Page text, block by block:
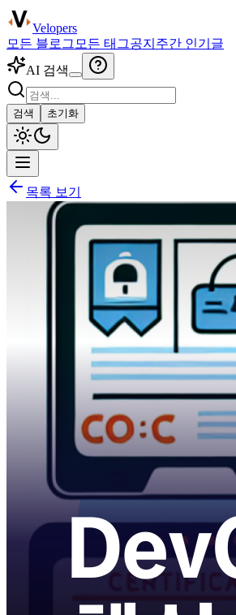
Velopers
모든 블로그 모든 태그공지 주간 인기글
AI 검색
검색 초기화
목록 보기